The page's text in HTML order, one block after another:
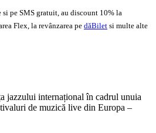
pe SMS gratuit, au discount 10% la
Flex, la revânzarea pe dăBilet si multe alte
jazzului internațional în cadrul unuia
de muzică live din Europa –